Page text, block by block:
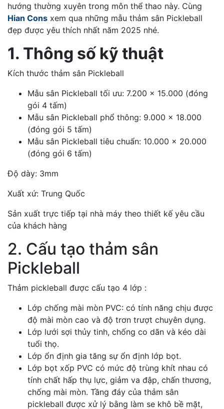
hướng thường xuyên trong môn thể thao này. Cùng
Hian Cons xem qua những mẫu thảm sân Pickleball
đẹp được yêu thích nhất năm 2025 nhé.
1. Thông số kỹ thuật
Kích thước thảm sân Pickleball
Mẫu sân Pickleball tối ưu: 7.200 x 15.000 (đóng
gói 4 tấm)
Mẫu sân Pickleball phổ thông: 9.000 x 18.000
(đóng gói 5 tấm)
Mẫu sân Pickleball tiêu chuẩn: 10.000 x 20.000
(đóng gói 6 tấm)
Độ dày: 3mm
Xuất xứ: Trung Quốc
Sản xuất trực tiếp tại nhà máy theo thiết kế yêu cầu
của khách hàng
2. Cấu tạo thảm sân
Pickleball
Thảm pickleball được cấu tạo 4 lớp :
Lớp chống mài mòn PVC: có tính năng chịu được
độ mài mòn cao và độ trơn trượt chuyên dụng.
Lớp lưới sợi thủy tinh, chống co dãn và kéo dài
tuổi thọ.
Lớp ổn định gia tăng sự ổn định lớp bọt.
Lớp bọt xốp PVC có mức độ trùng khít nhau có
tính chất hấp thụ lực, giảm va đập, chấn thương,
chống mài mòn. Tầng đáy của thảm sân
pickleball được xử lý bằng làm se khô bề mặt,